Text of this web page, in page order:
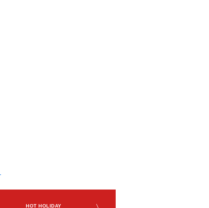
HOT HOLIDAY